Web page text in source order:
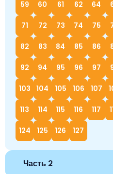
59 60 61 62 64
71 72 73 74 75
82 83 84 85 86
92 94 95 96 97
103 104 105 106 107
113 114 115 116 117
124 125 126 127
Часть 2